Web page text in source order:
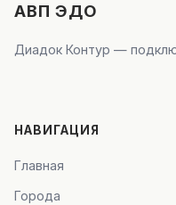
АВП ЭДО
Диадок Контур —
НАВИГАЦИЯ
Главная
Города